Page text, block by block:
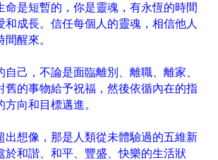
命是短暫的，你是靈魂，有永恆的時間
和成長。信任每個人的靈魂，相信他人
醒來。
己，不論是面臨離別、離職、離家、
的事物給予祝福，然後依循內在的指
向和目標邁進。
出想像，那是人類從未體驗過的五維新
於和諧、和平、豐盛、快樂的生活狀